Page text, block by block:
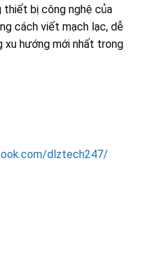
thiết bị công nghệ của
cách viết mạch lạc, dễ
xu hướng mới nhất trong
dlztech247/